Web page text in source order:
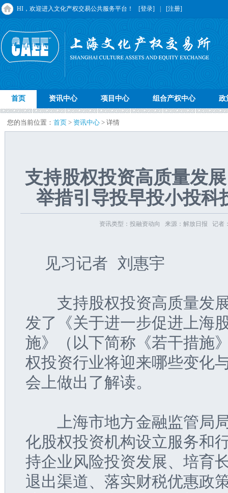
HI，欢迎进入文化产权交易公共服务平台！ [登录] [注册]
首页 资讯中心 项目中心 组合产权中心 政
您的当前位置： 首页 > 资讯中心 > 详情
支持股权投资高质量发
举措引导投早投小投科
资讯类型：投融资动向 来源：解放日报 记者
见习记者 刘惠宇
支持股权投资高质量发展
发了《关于进一步促进上海
施》（以下简称《若干措施
权投资行业将迎来哪些变化
会上做出了解读。
上海市地方金融监管局局
化股权投资机构设立服务和
持企业风险投资发展、培育
退出渠道、落实财税优惠政